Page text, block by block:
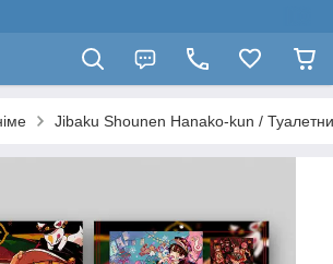
Jibaku Shounen Hanako-kun /